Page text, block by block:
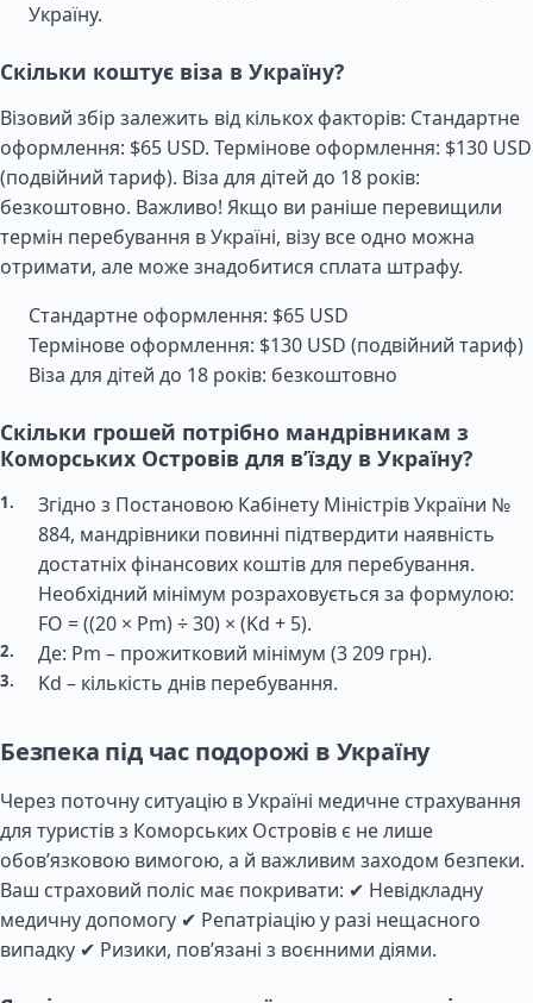
Україну.
Скільки коштує віза в Україну?
Візовий збір залежить від кількох факторів: Стандартне
оформлення: $65 USD. Термінове оформлення: $130 USD
(подвійний тариф). Віза для дітей до 18 років:
безкоштовно. Важливо! Якщо ви раніше перевищили
термін перебування в Україні, візу все одно можна
отримати, але може знадобитися сплата штрафу.
Стандартне оформлення: $65 USD
Термінове оформлення: $130 USD (подвійний тариф)
Віза для дітей до 18 років: безкоштовно
Скільки грошей потрібно мандрівникам з
Коморських Островів для в’їзду в Україну?
Згідно з Постановою Кабінету Міністрів України №
884, мандрівники повинні підтвердити наявність
достатніх фінансових коштів для перебування.
Необхідний мінімум розраховується за формулою:
FO = ((20 × Pm) ÷ 30) × (Kd + 5).
Де: Pm – прожитковий мінімум (3 209 грн).
Kd – кількість днів перебування.
Безпека під час подорожі в Україну
Через поточну ситуацію в Україні медичне страхування
для туристів з Коморських Островів є не лише
обов’язковою вимогою, а й важливим заходом безпеки.
Ваш страховий поліс має покривати: ✔ Невідкладну
медичну допомогу ✔ Репатріацію у разі нещасного
випадку ✔ Ризики, пов’язані з воєнними діями.